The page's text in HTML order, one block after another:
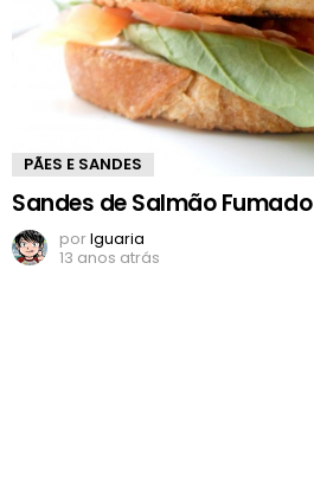
PÃES E SANDES
Sandes de Salmão Fumado
porIguaria
13 anos atrás